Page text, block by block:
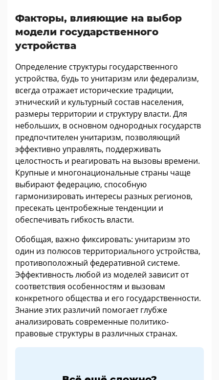
Факторы, влияющие на выбор
модели государственного
устройства
Определение структуры государственного
устройства, будь то унитаризм или федерализм,
всегда отражает исторические традиции,
этнический и культурный состав населения,
размеры территории и структуру власти. Для
небольших, в основном однородных государств
предпочтителен унитаризм, позволяющий
эффективно управлять, поддерживать
целостность и реагировать на вызовы времени.
Крупные и многонациональные страны чаще
выбирают федерацию, способную
гармонизировать интересы разных регионов,
пресекать центробежные тенденции и
обеспечивать гибкость власти.
Обобщая, важно фиксировать: унитаризм это
один из полюсов территориального устройства,
противоположный федеративной системе.
Эффективность любой из моделей зависит от
соответствия особенностям и вызовам
конкретного общества и его государственности.
Знание этих различий помогает глубже
анализировать современные политико-
правовые структуры в различных странах.